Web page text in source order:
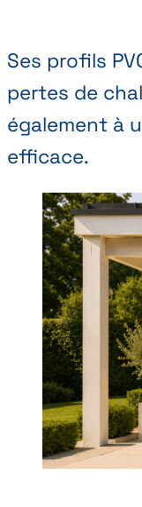
Ses profils
pertes de
également à
efficace.